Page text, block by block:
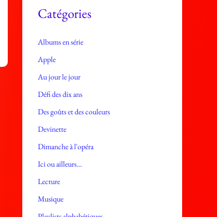
sCatégories
Albums en série
Apple
Au jour le jour
Défi des dix ans
Des goûts et des couleurs
Devinette
Dimanche à l'opéra
Ici ou ailleurs…
Lecture
Musique